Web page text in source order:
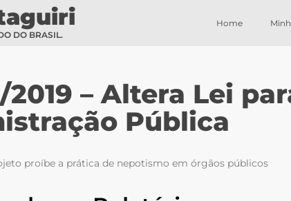
DO BRASIL.
Home
2019 – Altera Lei
Pública
proíbe a prática de nepotismo em órgãos públicos